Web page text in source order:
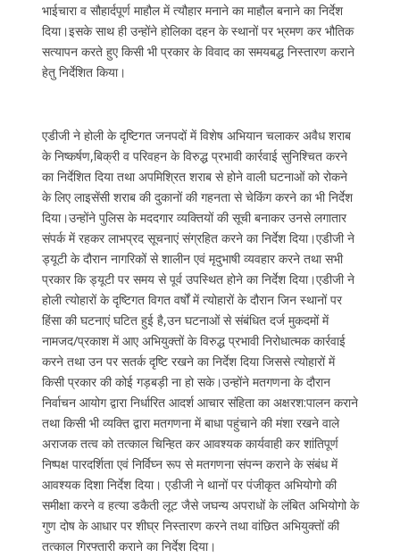
भाईचारा व सौहार्दपूर्ण माहौल में त्यौहार मनाने का माहौल बनाने का निर्देश
दिया।इसके साथ ही उन्होंने होलिका दहन के स्थानों पर भ्रमण कर भौतिक
सत्यापन करते हुए किसी भी प्रकार के विवाद का समयबद्ध निस्तारण कराने
हेतु निर्देशित किया।
एडीजी ने होली के दृष्टिगत जनपदों में विशेष अभियान चलाकर अवैध शराब
के निष्कर्षण,बिक्री व परिवहन के विरुद्ध प्रभावी कार्रवाई सुनिश्चित करने
का निर्देशित दिया तथा अपमिश्रित शराब से होने वाली घटनाओं को रोकने
के लिए लाइसेंसी शराब की दुकानों की गहनता से चेकिंग करने का भी निर्देश
दिया।उन्होंने पुलिस के मददगार व्यक्तियों की सूची बनाकर उनसे लगातार
संपर्क में रहकर लाभप्रद सूचनाएं संग्रहित करने का निर्देश दिया।एडीजी ने
ड्यूटी के दौरान नागरिकों से शालीन एवं मृदुभाषी व्यवहार करने तथा सभी
प्रकार कि ड्यूटी पर समय से पूर्व उपस्थित होने का निर्देश दिया।एडीजी ने
होली त्योहारों के दृष्टिगत विगत वर्षों में त्योहारों के दौरान जिन स्थानों पर
हिंसा की घटनाएं घटित हुई है,उन घटनाओं से संबंधित दर्ज मुकदमों में
नामजद/प्रकाश में आए अभियुक्तों के विरुद्ध प्रभावी निरोधात्मक कार्रवाई
करने तथा उन पर सतर्क दृष्टि रखने का निर्देश दिया जिससे त्योहारों में
किसी प्रकार की कोई गड़बड़ी ना हो सके।उन्होंने मतगणना के दौरान
निर्वाचन आयोग द्वारा निर्धारित आदर्श आचार संहिता का अक्षरश:पालन कराने
तथा किसी भी व्यक्ति द्वारा मतगणना में बाधा पहुंचाने की मंशा रखने वाले
अराजक तत्व को तत्काल चिन्हित कर आवश्यक कार्यवाही कर शांतिपूर्ण
निष्पक्ष पारदर्शिता एवं निर्विघ्न रूप से मतगणना संपन्न कराने के संबंध में
आवश्यक दिशा निर्देश दिया। एडीजी ने थानों पर पंजीकृत अभियोगो की
समीक्षा करने व हत्या डकैती लूट जैसे जघन्य अपराधों के लंबित अभियोगो के
गुण दोष के आधार पर शीघ्र निस्तारण करने तथा वांछित अभियुक्तों की
तत्काल गिरफ्तारी कराने का निर्देश दिया।